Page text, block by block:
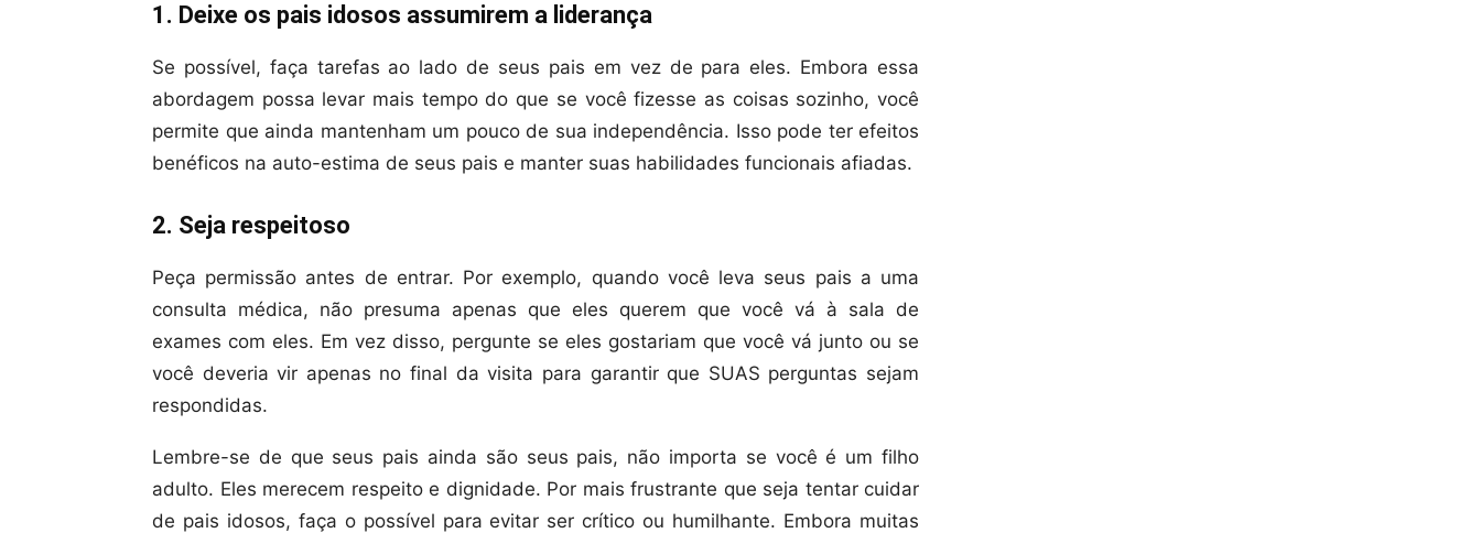
1. Deixe os pais idosos assumirem a liderança
Se possível, faça tarefas ao lado de seus pais em vez de para eles. Embora essa
abordagem possa levar mais tempo do que se você fizesse as coisas sozinho, você
permite que ainda mantenham um pouco de sua independência. Isso pode ter efeitos
benéficos na auto-estima de seus pais e manter suas habilidades funcionais afiadas.
2. Seja respeitoso
Peça permissão antes de entrar. Por exemplo, quando você leva seus pais a uma
consulta médica, não presuma apenas que eles querem que você vá à sala de
exames com eles. Em vez disso, pergunte se eles gostariam que você vá junto ou se
você deveria vir apenas no final da visita para garantir que SUAS perguntas sejam
respondidas.
Lembre-se de que seus pais ainda são seus pais, não importa se você é um filho
adulto. Eles merecem respeito e dignidade. Por mais frustrante que seja tentar cuidar
de pais idosos, faça o possível para evitar ser crítico ou humilhante. Embora muitas